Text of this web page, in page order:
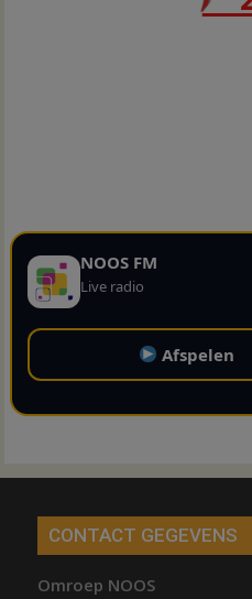
NOOS FM
Live radio
Afspelen
CONTACT GEGEVENS
Omroep NOOS